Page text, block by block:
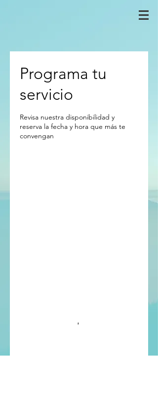
Programa tu
servicio
Revisa nuestra disponibilidad y
reserva la fecha y hora que más te
convengan